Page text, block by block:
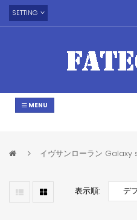
SETTING
MENU
イヴサンローラン Galaxy
表示順: